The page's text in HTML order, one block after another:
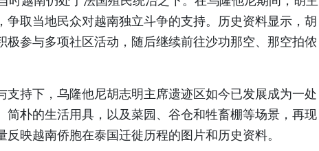
取当地民众对越南独立斗争的支持。历史资料显示，胡
参与多项社区活动，随后继续前往沙功那空、那空拍侬
支持下，乌隆他尼胡志明主席遗迹区如今已发展成为一处
朴的生活用具，以及菜园、谷仓和牲畜棚等场景，再现
映越南侨胞在泰国迁徙历程的图片和历史资料。